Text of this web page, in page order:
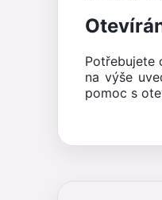
Potřebujete
na výše
pomoc s